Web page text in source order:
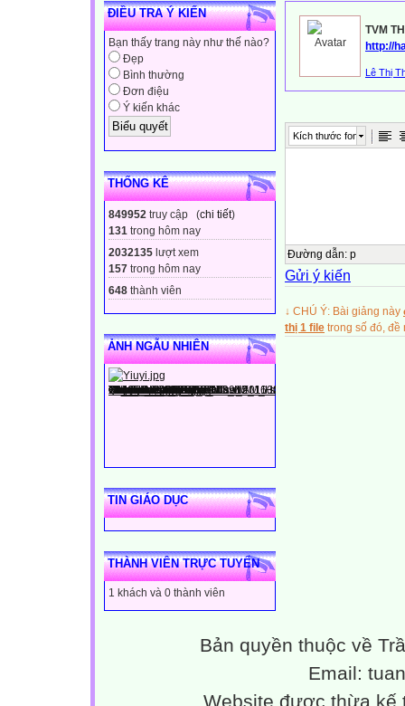
ĐIỀU TRA Ý KIẾN
Bạn thấy trang này như thế nào?
Đẹp
Bình thường
Đơn điệu
Ý kiến khác
THỐNG KÊ
849952 truy cập (chi tiết)
131 trong hôm nay
2032135 lượt xem
157 trong hôm nay
648 thành viên
ẢNH NGẪU NHIÊN
TIN GIÁO DỤC
THÀNH VIÊN TRỰC TUYẾN
1 khách và 0 thành viên
Bước 1: Chuẩn
- Nội dung:
- Hình thức: Mỗi
- Giáo viên
- Cử một bạn
Bước 3: Liên
- MC tuyên bố
Bước 4: Nhận
- Giáo viên chủ
TVM
http://
Lê Thị
Kích thước font
Đường dẫn: p
Gửi ý kiến
↓ CHÚ Ý: Bài giảng này
thị 1 file trong số đó, đề
Bản quyền thuộc về
Email:
Website được thừa